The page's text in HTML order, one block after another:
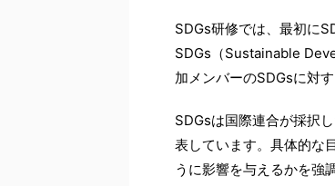
SDGs研修では、最初に
SDGs（Sustainable
加メンバーのSDGsに対
SDGsは国際連合が採択
表しています。具体的な
うに影響を与えるかを強